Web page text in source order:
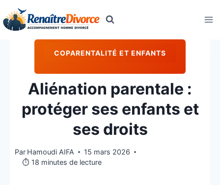
Aller
au
COPARENTALITÉ ET ENFANTS
Aliénation parentale :
protéger ses enfants et
ses droits
Par Hamoudi AIFA
15 mars 2026
⏱️ 18 minutes de lecture